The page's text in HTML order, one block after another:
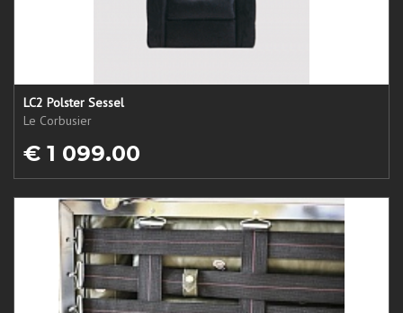
LC2 Polster Sessel
Le Corbusier
€ 1 099.00